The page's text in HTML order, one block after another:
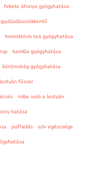
fekete áfonya gyógyhatása
gyulladáscsökkentő
homoktövis tea gyógyhatása
kamilla gyógyhatása
körömvirág gyógyhatása
lestyán fűszer
mibe való a lestyán
hatása
puffadás
szív egészsége